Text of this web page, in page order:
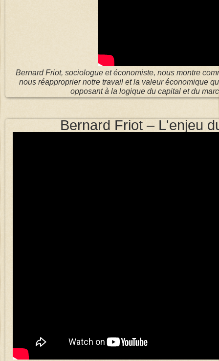
Bernard Friot, sociologue et économiste, nous montre
nous réapproprier notre travail et la valeur économique
opposant à la logique du capital et du
Bernard Friot – L'enjeu